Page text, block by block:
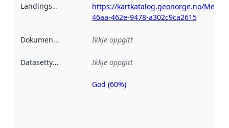
Landingsside
https://kartkatalog.geonorge.no/
46aa-462e-9478-a302c9ca2615
Dokumentasjon Ikkje oppgitt
Datasettype Ikkje oppgitt
Metadatakvalitet
God (60%)